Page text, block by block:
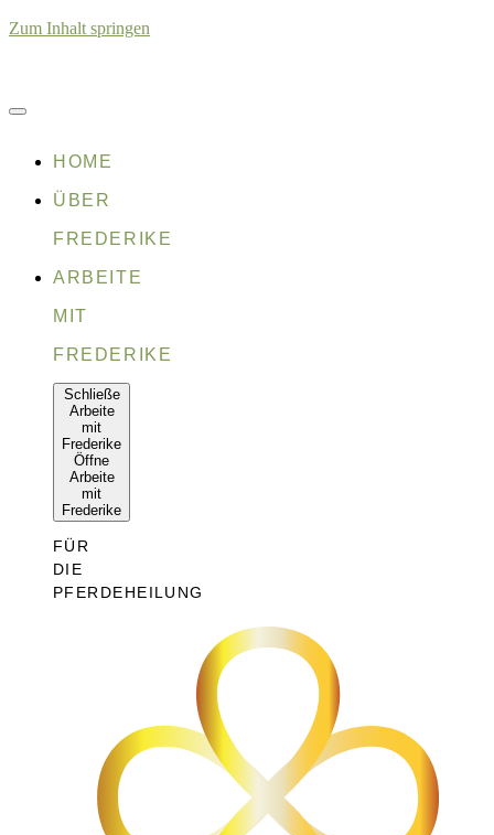
Zum Inhalt springen
HOME
ÜBER
FREDERIKE
ARBEITE
MIT
FREDERIKE
Schließe
Arbeite
mit
Frederike
Öffne
Arbeite
mit
Frederike
FÜR
DIE
PFERDEHEILUNG